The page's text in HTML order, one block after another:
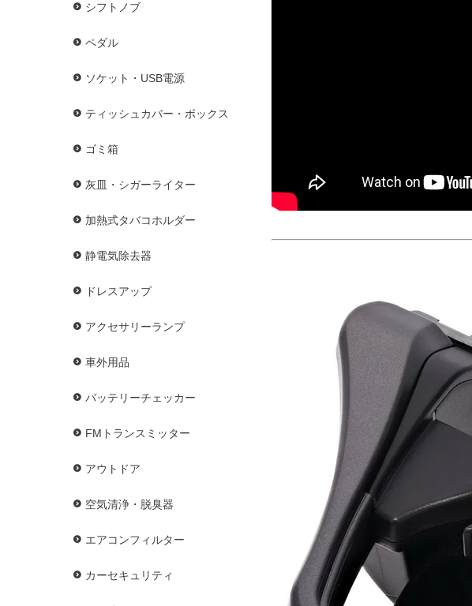
シフトノブ
ペダル
ソケット・USB電源
ティッシュカバー・ボックス
ゴミ箱
灰皿・シガーライター
加熱式タバコホルダー
静電気除去器
ドレスアップ
アクセサリーランプ
車外用品
バッテリーチェッカー
FMトランスミッター
アウトドア
空気清浄・脱臭器
エアコンフィルター
カーセキュリティ